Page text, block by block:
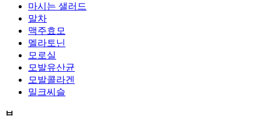
마시는 샐러드
말차
맥주효모
멜라토닌
모로실
모발유산균
모발콜라겐
밀크씨슬
ㅂ